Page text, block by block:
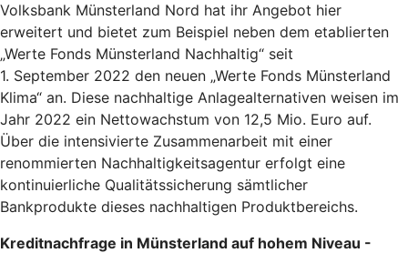
Volksbank Münsterland Nord hat ihr Angebot hier
erweitert und bietet zum Beispiel neben dem etablierten
„Werte Fonds Münsterland Nachhaltig“ seit
1. September 2022 den neuen „Werte Fonds Münsterland
Klima“ an. Diese nachhaltige Anlagealternativen weisen im
Jahr 2022 ein Nettowachstum von 12,5 Mio. Euro auf.
Über die intensivierte Zusammenarbeit mit einer
renommierten Nachhaltigkeitsagentur erfolgt eine
kontinuierliche Qualitätssicherung sämtlicher
Bankprodukte dieses nachhaltigen Produktbereichs.
Kreditnachfrage in Münsterland auf hohem Niveau -